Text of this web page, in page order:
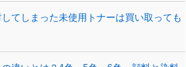
てしまった未使用トナーは買い取っても